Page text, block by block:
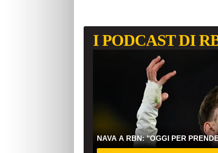
I PODCAST DI
NAVA A RBN: "OGGI PER